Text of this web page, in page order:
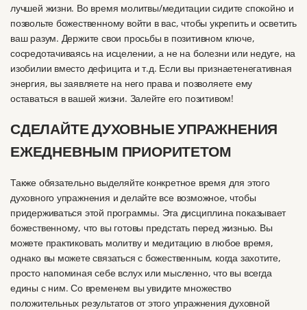
лучшей жизни. Во время молитвы/медитации сидите спокойно и
позвольте божественному войти в вас, чтобы укрепить и осветить
ваш разум. Держите свои просьбы в позитивном ключе,
сосредотачиваясь на исцелении, а не на болезни или недуге, на
изобилии вместо дефицита и т.д. Если вы признаетенегативная
энергия, вы заявляете на него права и позволяете ему
оставаться в вашей жизни. Залейте его позитивом!
СДЕЛАЙТЕ ДУХОВНЫЕ УПРАЖНЕНИЯ
ЕЖЕДНЕВНЫМ ПРИОРИТЕТОМ
Также обязательно выделяйте конкретное время для этого
духовного упражнения и делайте все возможное, чтобы
придерживаться этой программы. Эта дисциплина показывает
божественному, что вы готовы предстать перед жизнью. Вы
можете практиковать молитву и медитацию в любое время,
однако вы можете связаться с божественным, когда захотите,
просто напоминая себе вслух или мысленно, что вы всегда
едины с ним. Со временем вы увидите множество
положительных результатов от этого упражнения духовной